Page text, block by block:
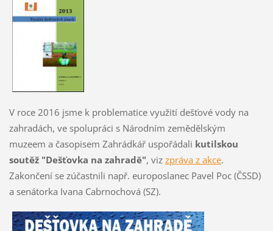
V roce 2016 jsme k problematice využití dešťové vody na
zahradách, ve spolupráci s Národním zemědělským
muzeem a časopisem Zahrádkář uspořádali kutilskou
soutěž "Dešťovka na zahradě", viz zpráva z akce.
Zakončení se zúčastnili např. europoslanec Pavel Poc (ČSSD)
a senátorka Ivana Cabrnochová (SZ).